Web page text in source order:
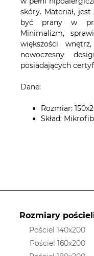
skóry. Materiał,
być prany w
Minimalizm,
większości
nowoczesny
posiadających
Dane:
Rozmiar:
Skład:
Rozmiary
Pościel 140x200
Pościel 160x200